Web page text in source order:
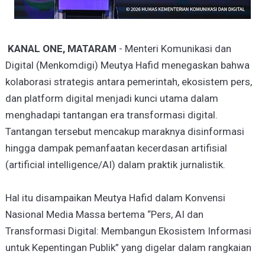
KANAL ONE, MATARAM - Menteri Komunikasi dan
Digital (Menkomdigi) Meutya Hafid menegaskan bahwa
kolaborasi strategis antara pemerintah, ekosistem pers,
dan platform digital menjadi kunci utama dalam
menghadapi tantangan era transformasi digital.
Tantangan tersebut mencakup maraknya disinformasi
hingga dampak pemanfaatan kecerdasan artifisial
(artificial intelligence/AI) dalam praktik jurnalistik.
Hal itu disampaikan Meutya Hafid dalam Konvensi
Nasional Media Massa bertema “Pers, AI dan
Transformasi Digital: Membangun Ekosistem Informasi
untuk Kepentingan Publik” yang digelar dalam rangkaian